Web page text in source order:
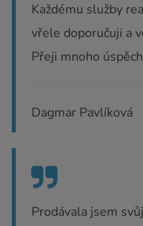
Každému služby
vřele doporučuji a
Přeji mnoho
Dagmar Pavlíková
Prodávala jsem